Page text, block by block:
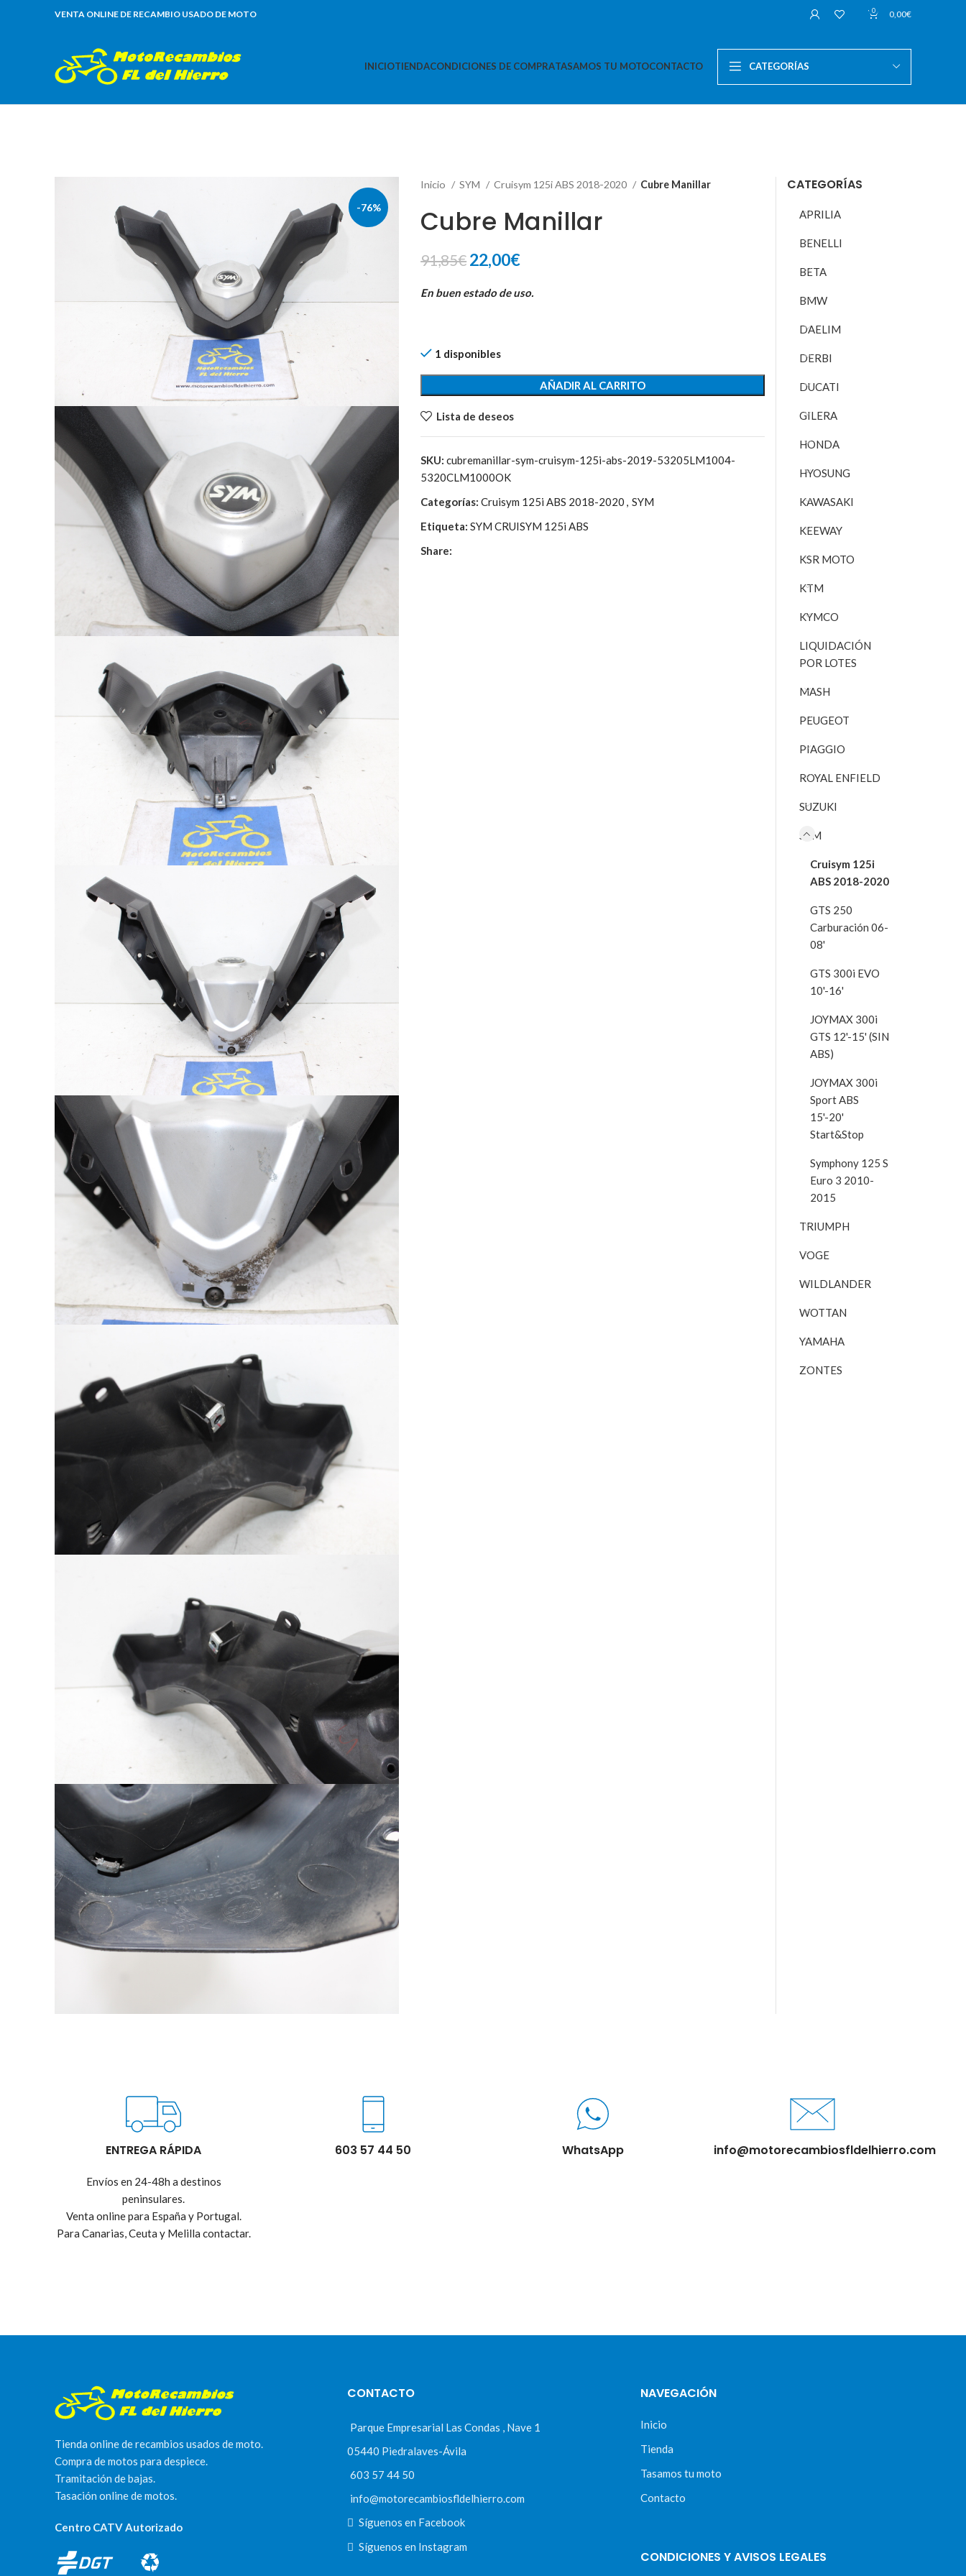
VENTA ONLINE DE RECAMBIO USADO DE MOTO 0 0,00€
INICIOTIENDACONDICIONES DE COMPRATASAMOS TU MOTOCONTACTO CATEGORÍAS
-76%
Inicio SYM Cruisym 125i ABS 2018-2020 Cubre Manillar
Cubre Manillar
91,85€ El
original
22,00€El
actual
En buen estado de uso.
1 disponibles
AÑADIR AL CARRITO
Lista de deseos
SKU:cubremanillar-sym-cruisym-125i-abs-2019-53205LM1004-
5320CLM1000OK
Categorías: Cruisym 125i ABS 2018-2020 , SYM
Etiqueta: SYM CRUISYM 125i ABS
Share:
CATEGORÍAS
APRILIA
BENELLI
BETA
BMW
DAELIM
DERBI
DUCATI
GILERA
HONDA
HYOSUNG
KAWASAKI
KEEWAY
KSR MOTO
KTM
KYMCO
LIQUIDACIÓN
POR LOTES
MASH
PEUGEOT
PIAGGIO
ROYAL ENFIELD
SUZUKI
SYM
Cruisym 125i
ABS 2018-2020
GTS 250
Carburación 06-
08'
GTS 300i EVO
10'-16'
JOYMAX 300i
GTS 12'-15' (SIN
ABS)
JOYMAX 300i
Sport ABS
15'-20'
Start&Stop
Symphony 125 S
Euro 3 2010-
2015
TRIUMPH
VOGE
WILDLANDER
WOTTAN
YAMAHA
ZONTES
ENTREGA RÁPIDA
Envíos en 24-48h a destinos
peninsulares.
Venta online para España y Portugal.
Para Canarias, Ceuta y Melilla contactar.
603 57 44 50 WhatsApp info@motorecambiosfldelhierro.com
Tienda online de recambios usados de moto.
Compra de motos para despiece.
Tramitación de bajas.
Tasación online de motos.
Centro CATV Autorizado
CONTACTO
Parque Empresarial Las Condas , Nave 1
05440 Piedralaves-Ávila
603 57 44 50
info@motorecambiosfldelhierro.com
Síguenos en Facebook
Síguenos en Instagram
NAVEGACIÓN
Inicio
Tienda
Tasamos tu moto
Contacto
CONDICIONES Y AVISOS LEGALES